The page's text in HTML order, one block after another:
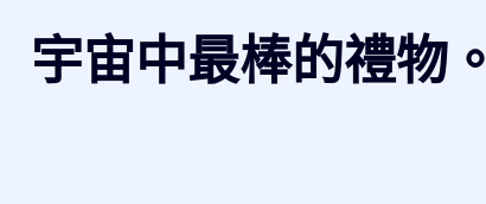
宇宙中最棒的禮物。